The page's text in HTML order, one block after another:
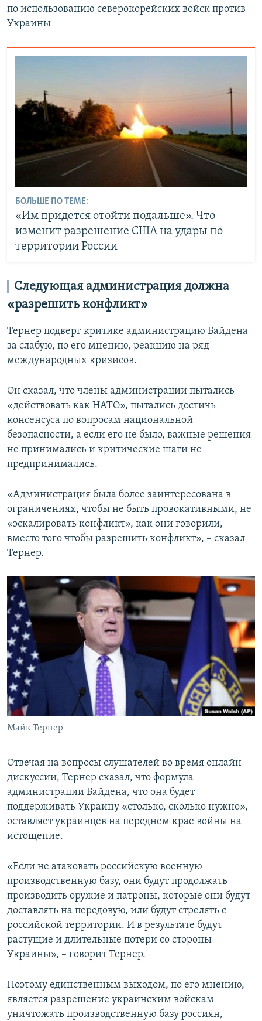
по использованию северокорейских войск против
Украины
БОЛЬШЕ ПО ТЕМЕ:
«Им придется отойти подальше». Что
изменит разрешение США на удары по
территории России
Следующая администрация должна
«разрешить конфликт»
Тернер подверг критике администрацию Байдена
за слабую, по его мнению, реакцию на ряд
международных кризисов.
Он сказал, что члены администрации пытались
«действовать как НАТО», пытались достичь
консенсуса по вопросам национальной
безопасности, а если его не было, важные решения
не принимались и критические шаги не
предпринимались.
«Администрация была более заинтересована в
ограничениях, чтобы не быть провокативными, не
«эскалировать конфликт», как они говорили,
вместо того чтобы разрешить конфликт», – сказал
Тернер.
Майк Тернер
Отвечая на вопросы слушателей во время онлайн-
дискуссии, Тернер сказал, что формула
администрации Байдена, что она будет
поддерживать Украину «столько, сколько нужно»,
оставляет украинцев на переднем крае войны на
истощение.
«Если не атаковать российскую военную
производственную базу, они будут продолжать
производить оружие и патроны, которые они будут
доставлять на передовую, или будут стрелять с
российской территории. И в результате будут
растущие и длительные потери со стороны
Украины», – говорит Тернер.
Поэтому единственным выходом, по его мнению,
является разрешение украинским войскам
уничтожать производственную базу россиян,